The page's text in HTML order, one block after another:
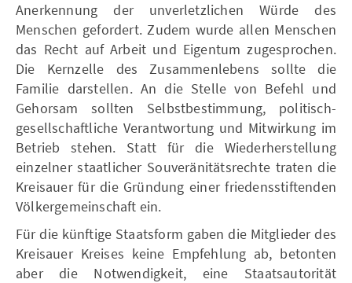
Anerkennung der unverletzlichen Würde des
Menschen gefordert. Zudem wurde allen Menschen
das Recht auf Arbeit und Eigentum zugesprochen.
Die Kernzelle des Zusammenlebens sollte die
Familie darstellen. An die Stelle von Befehl und
Gehorsam sollten Selbstbestimmung, politisch-
gesellschaftliche Verantwortung und Mitwirkung im
Betrieb stehen. Statt für die Wiederherstellung
einzelner staatlicher Souveränitätsrechte traten die
Kreisauer für die Gründung einer friedensstiftenden
Völkergemeinschaft ein.
Für die künftige Staatsform gaben die Mitglieder des
Kreisauer Kreises keine Empfehlung ab, betonten
aber die Notwendigkeit, eine Staatsautorität